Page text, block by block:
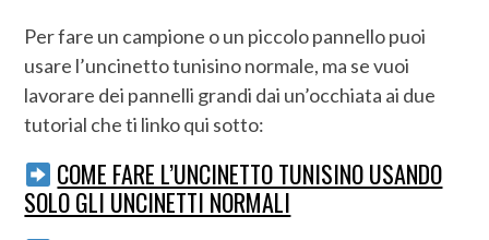
Per fare un campione o un piccolo pannello puoi
usare l’uncinetto tunisino normale, ma se vuoi
lavorare dei pannelli grandi dai un’occhiata ai due
tutorial che ti linko qui sotto:
COME FARE L’UNCINETTO TUNISINO USANDO
SOLO GLI UNCINETTI NORMALI